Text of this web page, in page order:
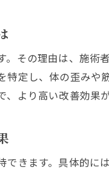
肩こり解消を目指
肩こりに強い
永福町整体で
肩こり改善の
その理由は、施
定し、体の歪み
より高い改善効果
きます。具体的